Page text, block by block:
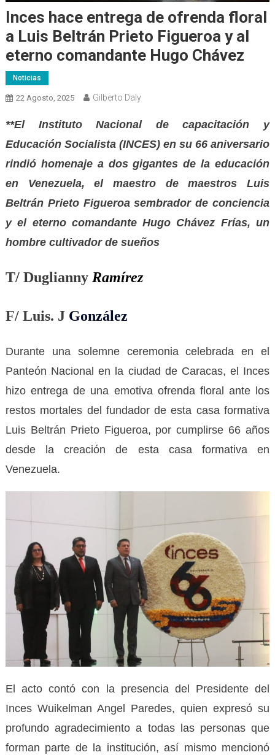
Inces hace entrega de ofrenda floral
a Luis Beltrán Prieto Figueroa y al
eterno comandante Hugo Chávez
Noticias
22 Agosto, 2025 Gilberto Daly
**El Instituto Nacional de capacitación y
Educación Socialista (INCES) en su 66 aniversario
rindió homenaje a dos gigantes de la educación
en Venezuela, el maestro de maestros Luis
Beltrán Prieto Figueroa sembrador de conciencia
y el eterno comandante Hugo Chávez Frías, un
hombre cultivador de sueños
T/ Duglianny Ramírez
F/ Luis. J González
Durante una solemne ceremonia celebrada en el
Panteón Nacional en la ciudad de Caracas, el Inces
hizo entrega de una emotiva ofrenda floral ante los
restos mortales del fundador de esta casa formativa
Luis Beltrán Prieto Figueroa, por cumplirse 66 años
desde la creación de esta casa formativa en
Venezuela.
El acto contó con la presencia del Presidente del
Inces Wuikelman Angel Paredes, quien expresó su
profundo agradecimiento a todas las personas que
forman parte de la institución, así mismo mencionó